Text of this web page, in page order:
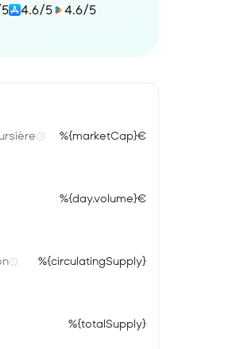
4.6/5 4.6/5
%{marketCap}€
%{day.volume}€
%{circulatingSupply}
%{totalSupply}